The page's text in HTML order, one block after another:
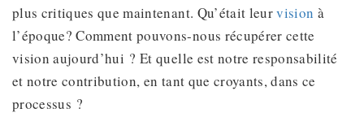
plus critiques que maintenant. Qu’était leurvision à
l’époque? Comment pouvons-nous récupérer cette
vision aujourd’hui ? Et quelle est notre responsabilité
et notre contribution, en tant que croyants, dans ce
processus ?